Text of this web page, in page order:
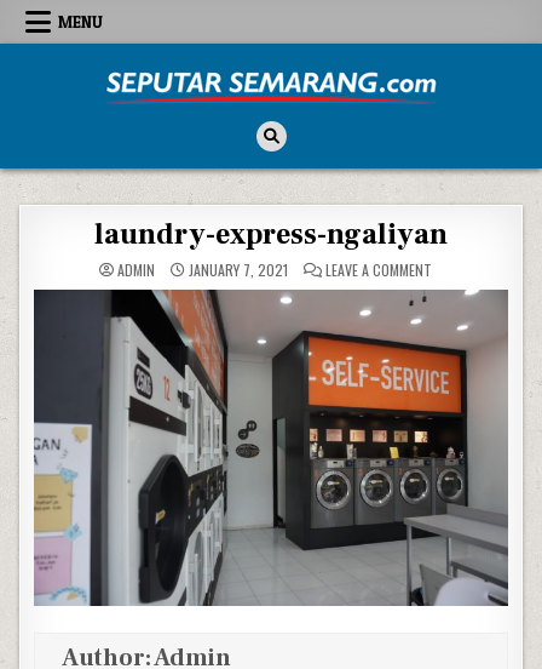
Skip to content
MENU
laundry-express-ngaliyan
ADMIN JANUARY 7, 2021 LEAVE A COMMENTON LAUNDRY-
Author:Admin